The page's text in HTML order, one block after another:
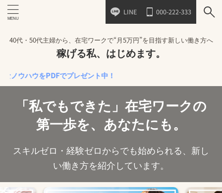
LINE 000-222-333
40代・50代主婦から、在宅ワークで“月5万円”を目指す新しい働き方へ
稼げる私、はじめます。
ウをPDFでプレゼント中！
「私でもできた」在宅ワークの
第一歩を、あなたにも。
スキルゼロ・経験ゼロからでも始められる、新し
い働き方を紹介しています。